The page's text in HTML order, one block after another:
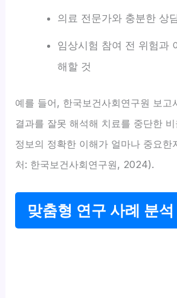
의료 전문가와 충분한 상
임상시험 참여 전 위험과
해할 것
예를 들어, 한국보건사회연구원 보고
결과를 잘못 해석해 치료를 중단한
정보의 정확한 이해가 얼마나 중요한
처: 한국보건사회연구원, 2024).
맞춤형 연구 사례 분석